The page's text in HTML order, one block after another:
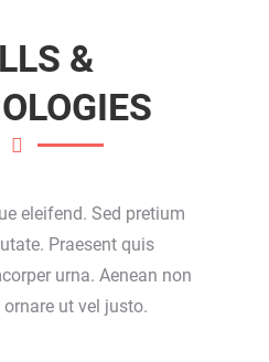
&
eleifend. Sed pretium
Praesent quis
urna. Aenean non
ut vel justo.